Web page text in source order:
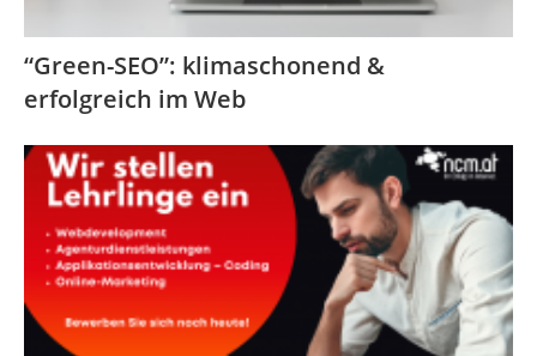
“Green-SEO”: klimaschonend &
erfolgreich im Web